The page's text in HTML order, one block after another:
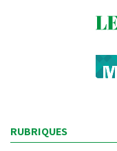
RUBRIQUES